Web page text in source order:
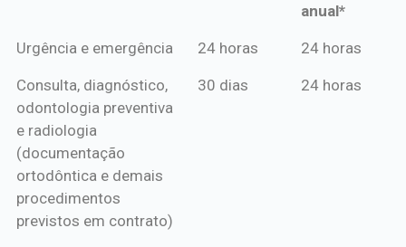
anual*
*Procedimentos Amil
*Pagamento
mensal*
*Pagamento
de crédito
Urgência e emergência 24 horas 24 horas
Consulta, diagnóstico,
odontologia preventiva
e radiologia
(documentação
ortodôntica e demais
procedimentos
previstos em contrato)
30 dias 24 horas